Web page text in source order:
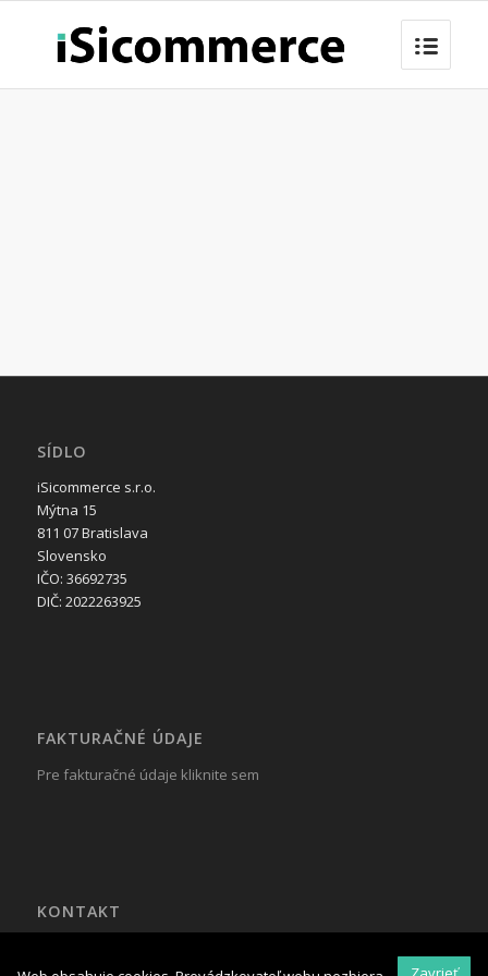
SÍDLO
iSicommerce s.r.o.
Mýtna 15
811 07 Bratislava
Slovensko
IČO: 36692735
DIČ: 2022263925
FAKTURAČNÉ ÚDAJE
Pre fakturačné údaje kliknite sem
KONTAKT
Mail:reklama@isicommerce.sk